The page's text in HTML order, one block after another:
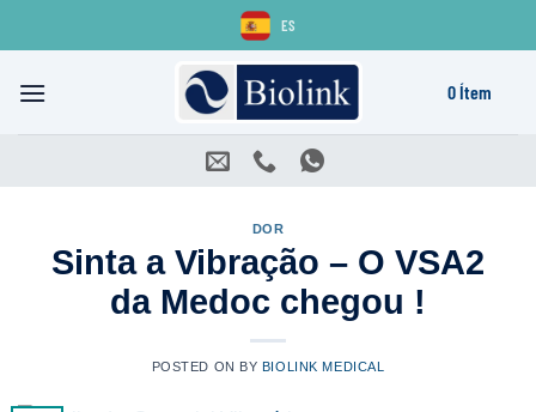
ES
0 Ítem
DOR
Sinta a Vibração – O VSA2
da Medoc chegou !
POSTED ON BY BIOLINK MEDICAL